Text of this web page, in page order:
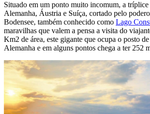
Situado em um ponto muito incomum, a
Alemanha, Áustria e Suíça, cortado pelo
Bodensee, também conhecido como Lago
maravilhas que valem a pensa a visita do
Km2 de área, este gigante que ocupa o posto
Alemanha e em alguns pontos chega a ter 252